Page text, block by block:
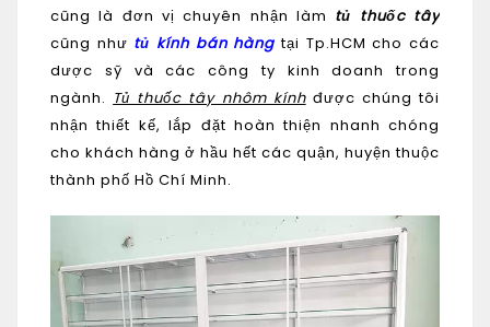
cũng là đơn vị chuyên nhận làm tủ thuốc tây
cũng như tủ kính bán hàng tại Tp.HCM cho các
dược sỹ và các công ty kinh doanh trong
ngành. Tủ thuốc tây nhôm kínhđược chúng tôi
nhận thiết kế, lắp đặt hoàn thiện nhanh chóng
cho khách hàng ở hầu hết các quận, huyện thuộc
thành phố Hồ Chí Minh.